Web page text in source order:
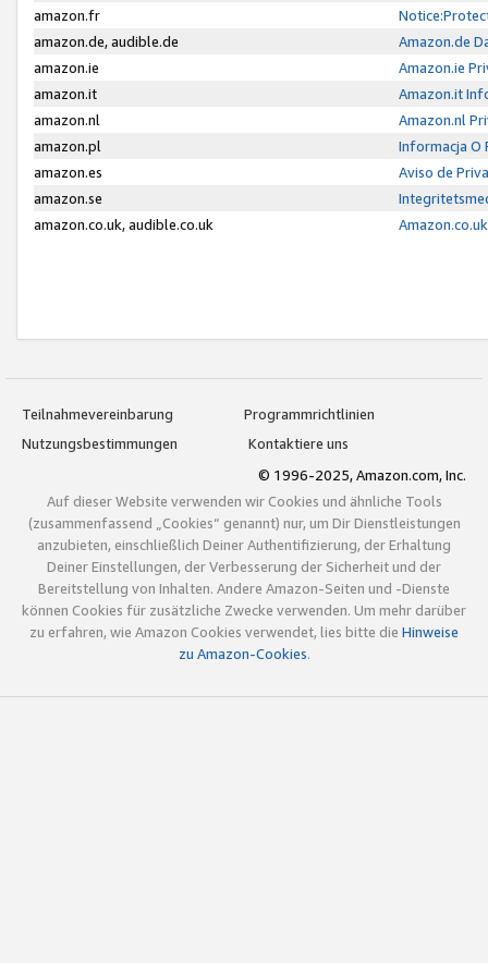
amazon.fr
amazon.de, audible.de
Amazon.de
amazon.ie
Amazon.ie
amazon.it
Amazon.it
amazon.nl
Amazon.nl
amazon.pl
Informacja O
amazon.es
Aviso de
amazon.se
amazon.co.uk, audible.co.uk
Teilnahmevereinbarung
Programmrichtlinien
Nutzungsbestimmungen
Kontaktiere uns
© 1996-2025, Amazon.com, Inc.
Auf dieser Website verwenden wir Cookies und ähnliche Tools
(zusammenfassend „Cookies“ genannt) nur, um Dir Dienstleistungen
anzubieten, einschließlich Deiner Authentifizierung, der Erhaltung
Deiner Einstellungen, der Verbesserung der Sicherheit und der
Bereitstellung von Inhalten. Andere Amazon-Seiten und -Dienste
können Cookies für zusätzliche Zwecke verwenden. Um mehr darüber
zu erfahren, wie Amazon Cookies verwendet, lies bitte die Hinweise
zu Amazon-Cookies.